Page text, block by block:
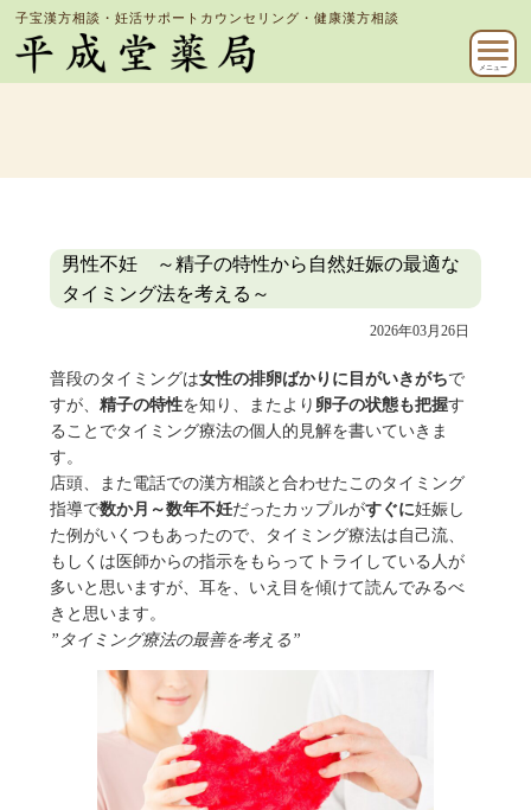
子宝漢方相談・妊活サポートカウンセリング・健康漢方相談
メニュー
男性不妊 ～精子の特性から自然妊娠の最適な
タイミング法を考える～
2026年03月26日
普段のタイミングは女性の排卵ばかりに目がいきがちで
すが、精子の特性を知り、またより 卵子の状態も把握す
ることでタイミング療法の個人的見解を書いていきま
す。
店頭、また電話での漢方相談と合わせたこのタイミング
指導で数か月～数年不妊だったカップルがすぐに妊娠し
た例がいくつもあったので、タイミング療法は自己流、
もしくは医師からの指示をもらってトライしている人が
多いと思いますが、耳を、いえ目を傾けて読んでみるべ
きと思います。
”タイミング療法の最善を考える”